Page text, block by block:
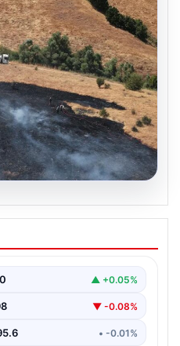
ormana
▲ +0.05%
▼ -0.08%
• -0.01%